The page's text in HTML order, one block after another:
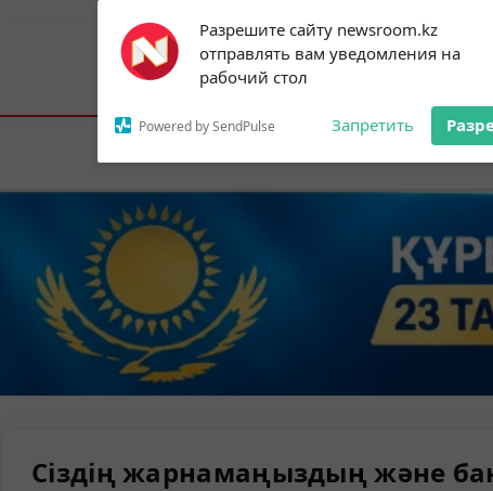
Разрешите сайту newsroom.kz
отправлять вам уведомления на
рабочий стол
Powered by SendPulse Запретить
Subscribe to our
notifications!
To enable permission prompts, click on
the notification icon
Астана:30°C Алматы:33°C
Елорда
Сіздің жарнамаңыздың және